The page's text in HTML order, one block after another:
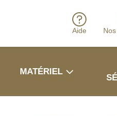
Aide
MATÉRIEL